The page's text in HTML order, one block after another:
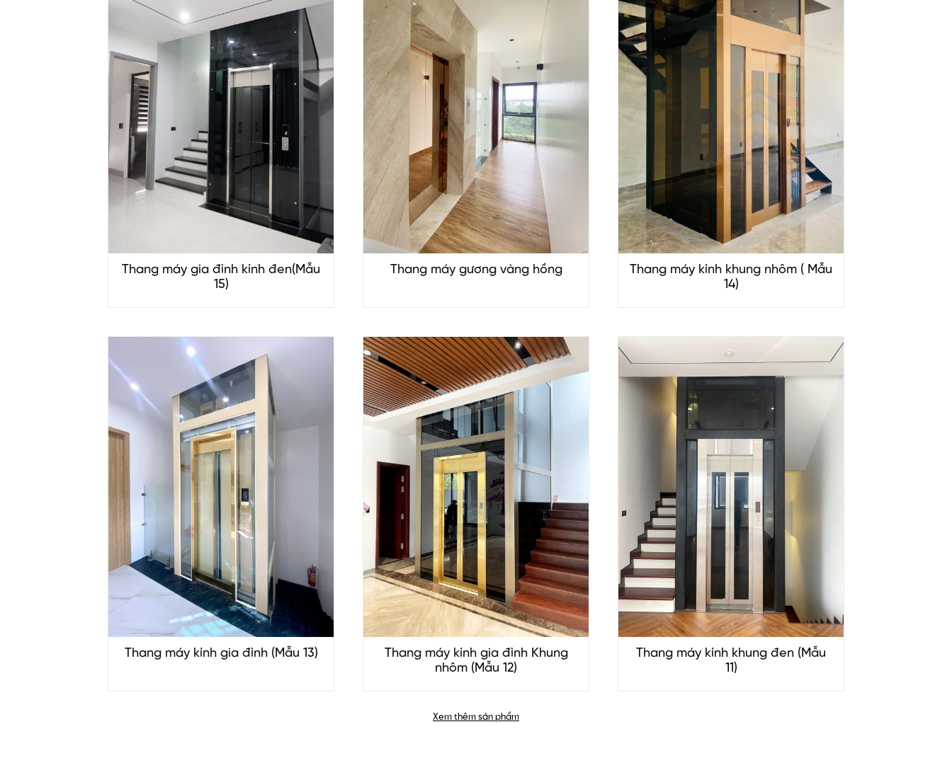
Thang máy gia đình kính đen(Mẫu
15)
Thang máy gương vàng hồng
Thang máy kính khung nhôm ( Mẫu
14)
Thang máy kính gia đình (Mẫu 13)
Thang máy kính gia đình Khung
nhôm (Mẫu 12)
Thang máy kính khung đen (Mẫu
11)
Xem thêm sản phẩm